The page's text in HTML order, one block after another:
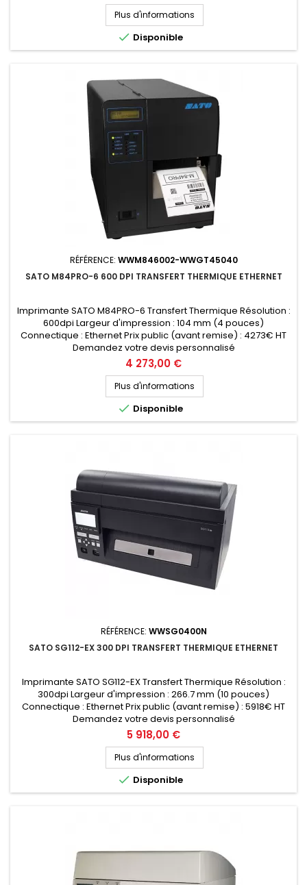
Plus d'informations
 Disponible
RÉFÉRENCE: WWM846002-WWGT45040
SATO M84PRO-6 600 DPI TRANSFERT THERMIQUE ETHERNET
Imprimante SATO M84PRO-6 Transfert Thermique Résolution :
600dpi Largeur d'impression : 104 mm (4 pouces)
Connectique : Ethernet Prix public (avant remise) : 4273€ HT
Demandez votre devis personnalisé
Prix
4 273,00 €
Plus d'informations
 Disponible
RÉFÉRENCE: WWSG0400N
SATO SG112-EX 300 DPI TRANSFERT THERMIQUE ETHERNET
Imprimante SATO SG112-EX Transfert Thermique Résolution :
300dpi Largeur d'impression : 266.7 mm (10 pouces)
Connectique : Ethernet Prix public (avant remise) : 5918€ HT
Demandez votre devis personnalisé
Prix
5 918,00 €
Plus d'informations
 Disponible